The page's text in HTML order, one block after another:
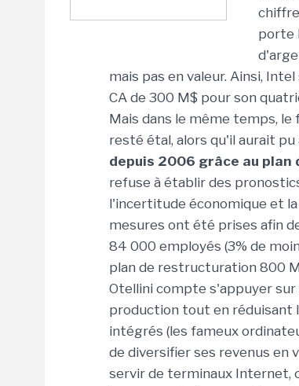
porte
mais pas en valeur. Ainsi,
CA de 300 M$ pour son
Mais dans le même temps,
resté étal, alors qu'il aurait
depuis 2006 grâce au
refuse à établir des
l'incertitude économique et
mesures ont été prises afin
84 000 employés (3% de
plan de restructuration 800
Otellini compte s'appuyer
production tout en réduisant
intégrés (les fameux
de diversifier ses revenus en
servir de terminaux Internet,